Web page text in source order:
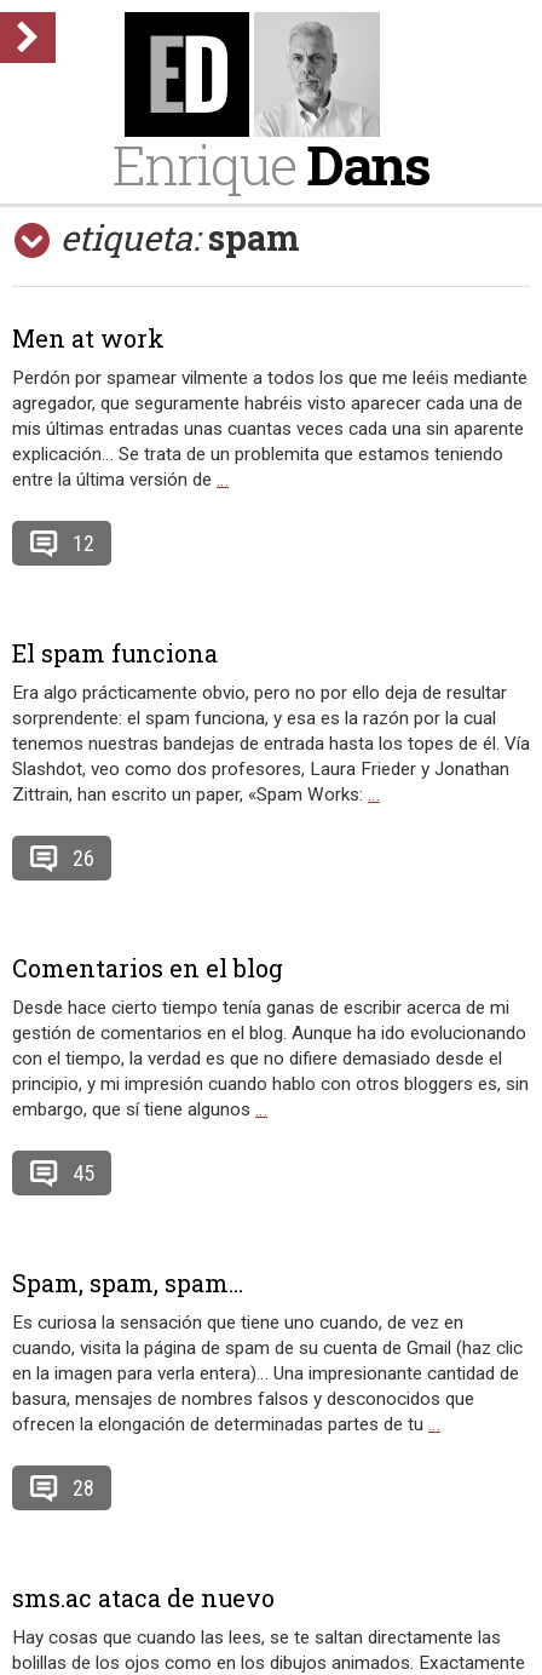
EnriqueDans
etiqueta: spam
Men at work
Perdón por spamear vilmente a todos los que me leéis mediante
agregador, que seguramente habréis visto aparecer cada una de
mis últimas entradas unas cuantas veces cada una sin aparente
explicación… Se trata de un problemita que estamos teniendo
entre la última versión de …
12
El spam funciona
Era algo prácticamente obvio, pero no por ello deja de resultar
sorprendente: el spam funciona, y esa es la razón por la cual
tenemos nuestras bandejas de entrada hasta los topes de él. Vía
Slashdot, veo como dos profesores, Laura Frieder y Jonathan
Zittrain, han escrito un paper, «Spam Works: …
26
Comentarios en el blog
Desde hace cierto tiempo tenía ganas de escribir acerca de mi
gestión de comentarios en el blog. Aunque ha ido evolucionando
con el tiempo, la verdad es que no difiere demasiado desde el
principio, y mi impresión cuando hablo con otros bloggers es, sin
embargo, que sí tiene algunos …
45
Spam, spam, spam…
Es curiosa la sensación que tiene uno cuando, de vez en
cuando, visita la página de spam de su cuenta de Gmail (haz clic
en la imagen para verla entera)… Una impresionante cantidad de
basura, mensajes de nombres falsos y desconocidos que
ofrecen la elongación de determinadas partes de tu …
28
sms.ac ataca de nuevo
Hay cosas que cuando las lees, se te saltan directamente las
bolillas de los ojos como en los dibujos animados. Exactamente